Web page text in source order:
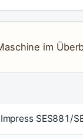
im
SES881/